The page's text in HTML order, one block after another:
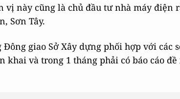
vị này cũng là chủ đầu tư nhà máy điện
Sơn Tây.
giao Sở Xây dựng phối hợp với các
và trong 1 tháng phải có báo cáo đề